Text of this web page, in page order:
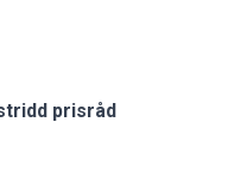
prisråd